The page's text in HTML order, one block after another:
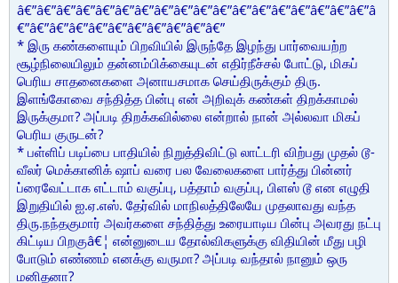
â€”â€”â€”â€”â€”â€”â€”â€”â€”â€”â€”â€”â€”â€”â€”â€”â€”â€”â
€”â€”â€”â€”â€”â€”â€”â€”â€”â€”â€”
* இரு கண்களையும் பிறவியில் இருந்தே இழந்து பார்வையற்ற
சூழ்நிலையிலும் தன்னம்பிக்கையுடன் எதிர்நீச்சல் போட்டு, மிகப்
பெரிய சாதனைகளை அனாயசமாக செய்திருக்கும் திரு.
இளங்கோவை சந்தித்த பின்பு என் அறிவுக் கண்கள் திறக்காமல்
இருக்குமா? அப்படி திறக்கவில்லை என்றால் நான் அல்லவா மிகப்
பெரிய குருடன்?
* பள்ளிப் படிப்பை பாதியில் நிறுத்திவிட்டு லாட்டரி விற்பது முதல் டூ-
வீலர் மெக்கானிக் ஷாப் வரை பல வேலைகளை பார்த்து பின்னர்
ப்ரைவேட்டாக எட்டாம் வகுப்பு, பத்தாம் வகுப்பு, பிளஸ் டூ என எழுதி
இறுதியில் ஐ.ஏ.எஸ். தேர்வில் மாநிலத்திலேயே முதலாவது வந்த
திரு.நந்தகுமார் அவர்களை சந்தித்து உரையாடிய பின்பு அவரது நட்பு
கிட்டிய பிறகுâ€¦ என்னுடைய தோல்விகளுக்கு விதியின் மீது பழி
போடும் எண்ணம் எனக்கு வருமா? அப்படி வந்தால் நானும் ஒரு
மனிதனா?